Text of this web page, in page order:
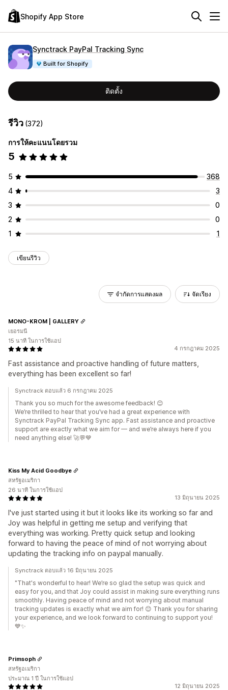
Shopify App Store
Synctrack PayPal Tracking Sync
Built for Shopify
ติดตั้ง
รีวิว (372)
การให้คะแนนโดยรวม
5
5
368
4
3
3
0
2
0
1
1
เขียนรีวิว
จำกัดการแสดงผล จัดเรียง
4 กรกฎาคม 2025
Fast assistance and proactive handling of future matters,
everything has been excellent so far!
MONO-KROM | GALLERY
เยอรมนี
15 นาที ในการใช้แอป
Synctrack ตอบแล้ว 6 กรกฎาคม 2025
Thank you so much for the awesome feedback! 😊
We’re thrilled to hear that you’ve had a great experience with
Synctrack PayPal Tracking Sync app. Fast assistance and proactive
support are exactly what we aim for — and we’re always here if you
need anything else! 🚀💬💙
13 มิถุนายน 2025
I've just started using it but it looks like its working so far and
Joy was helpful in getting me setup and verifying that
everything was working. Pretty quick setup and looking
forward to having the peace of mind of not worrying about
updating the tracking info on paypal manually.
Kiss My Acid Goodbye
สหรัฐอเมริกา
26 นาที ในการใช้แอป
Synctrack ตอบแล้ว 16 มิถุนายน 2025
"That's wonderful to hear! We’re so glad the setup was quick and
easy for you, and that Joy could assist in making sure everything runs
smoothly. Having peace of mind and not worrying about manual
tracking updates is exactly what we aim for! 😊 Thank you for sharing
your experience, and we look forward to continuing to support you!
💙✨
12 มิถุนายน 2025
Primsoph
สหรัฐอเมริกา
ประมาณ 1 ปี ในการใช้แอป